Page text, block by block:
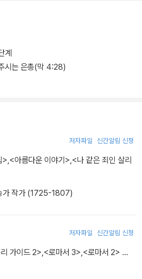
계
시는 은총(막 4:28)
저자파일 신간알림 신청
>,<아름다운 이야기>,<나 같은 죄인 살리
가 작가 (1725-1807)
저자파일 신간알림 신청
가이드 2>,<로마서 3>,<로마서 2> …